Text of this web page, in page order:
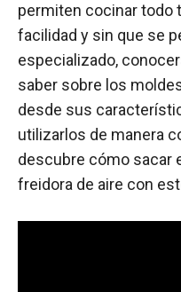
permiten cocinar todo
facilidad y sin que se
especializado,
saber sobre los
desde sus
utilizarlos de manera
descubre cómo sacar
freidora de aire con